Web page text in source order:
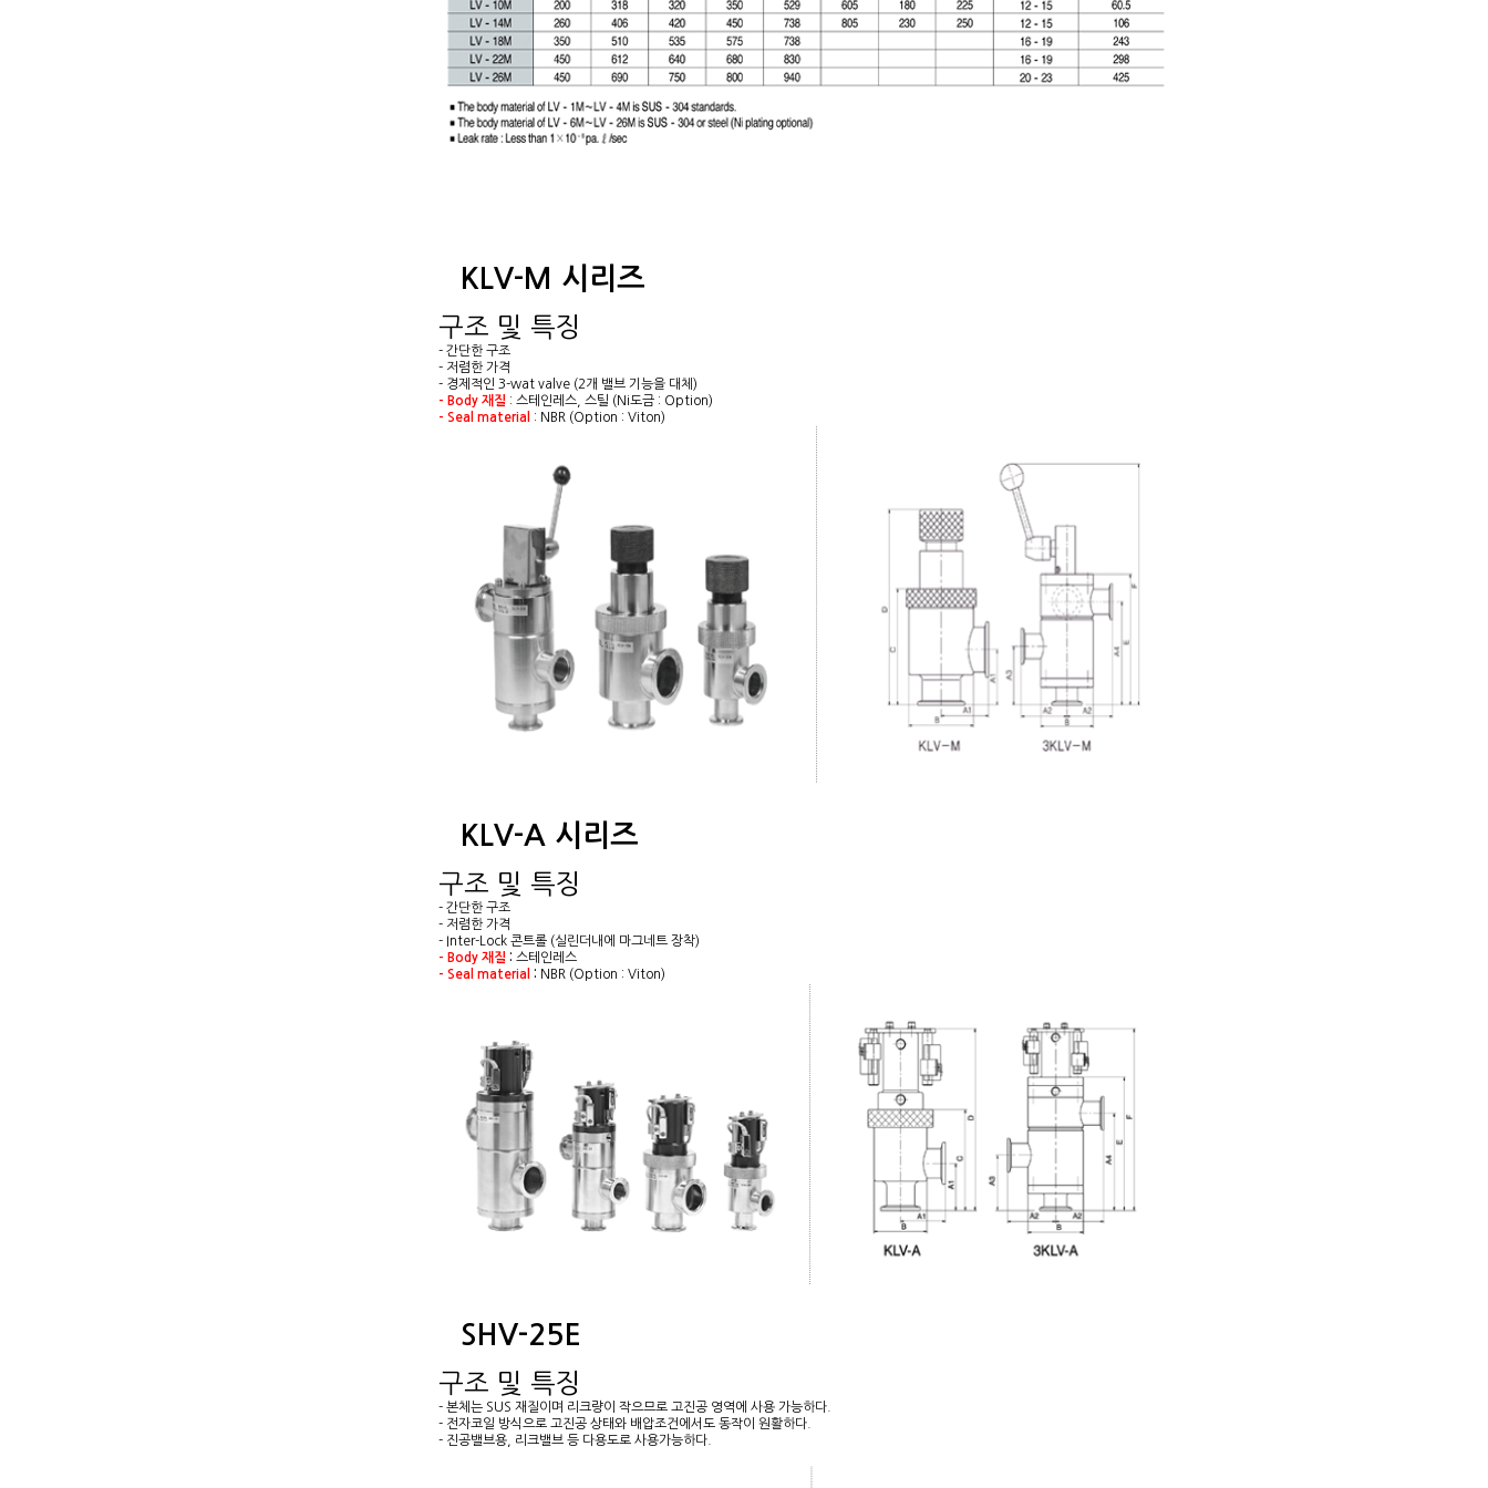
KLV-M 시리즈
구조 및 특징
- 간단한 구조
- 저렴한 가격
- 경제적인 3-wat valve (2개 밸브 기능을 대체)
- Body 재질 : 스테인레스, 스틸 (Ni도금 : Option)
- Seal material : NBR (Option : Viton)
KLV-A 시리즈
구조 및 특징
- 간단한 구조
- 저렴한 가격
- Inter-Lock 콘트롤 (실린더내에 마그네트 장착)
- Body 재질 : 스테인레스
- Seal material : NBR (Option : Viton)
SHV-25E
구조 및 특징
- 본체는 SUS 재질이며 리크량이 작으므로 고진공 영역에 사용 가능하다.
- 전자코일 방식으로 고진공 상태와 배압조건에서도 동작이 원활하다.
- 진공밸브용, 리크밸브 등 다용도로 사용가능하다.